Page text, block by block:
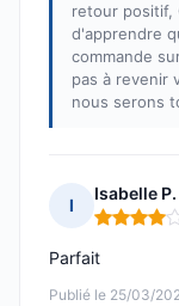
retour positif,
d'apprendre
commande
pas à revenir
nous serons
I
Isabelle P.
Note : 4
Publié le 25/03/
Parfait